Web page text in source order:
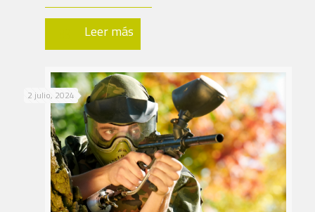
Leer más
2 julio, 2024